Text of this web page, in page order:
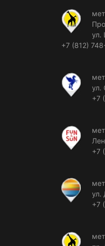
ул.
+7 (812)
ул.
+7
+7
ул.
+7